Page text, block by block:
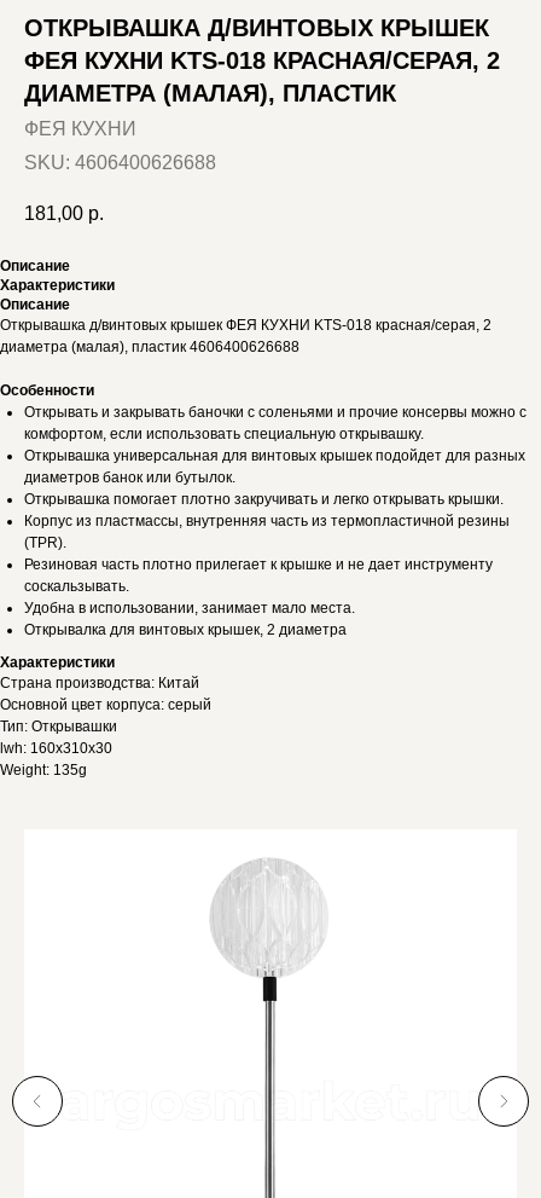
ОТКРЫВАШКА Д/ВИНТОВЫХ КРЫШЕК
ФЕЯ КУХНИ KTS-018 КРАСНАЯ/СЕРАЯ, 2
ДИАМЕТРА (МАЛАЯ), ПЛАСТИК
ФЕЯ КУХНИ
SKU: 4606400626688
181,00 р.
Описание
Характеристики
Описание
Открывашка д/винтовых крышек ФЕЯ КУХНИ KTS-018 красная/серая, 2
диаметра (малая), пластик 4606400626688
Особенности
Открывать и закрывать баночки с соленьями и прочие консервы можно с
комфортом, если использовать специальную открывашку.
Открывашка универсальная для винтовых крышек подойдет для разных
диаметров банок или бутылок.
Открывашка помогает плотно закручивать и легко открывать крышки.
Корпус из пластмассы, внутренняя часть из термопластичной резины
(TPR).
Резиновая часть плотно прилегает к крышке и не дает инструменту
соскальзывать.
Удобна в использовании, занимает мало места.
Открывалка для винтовых крышек, 2 диаметра
Характеристики
Страна производства: Китай
Основной цвет корпуса: серый
Тип: Открывашки
lwh: 160x310x30
Weight: 135g